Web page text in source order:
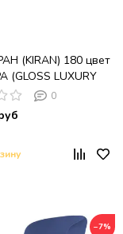
(KIRAN) 180 цвет
LUXURY
SOLID CERAMIC) /
®DISAUR
0
−7%